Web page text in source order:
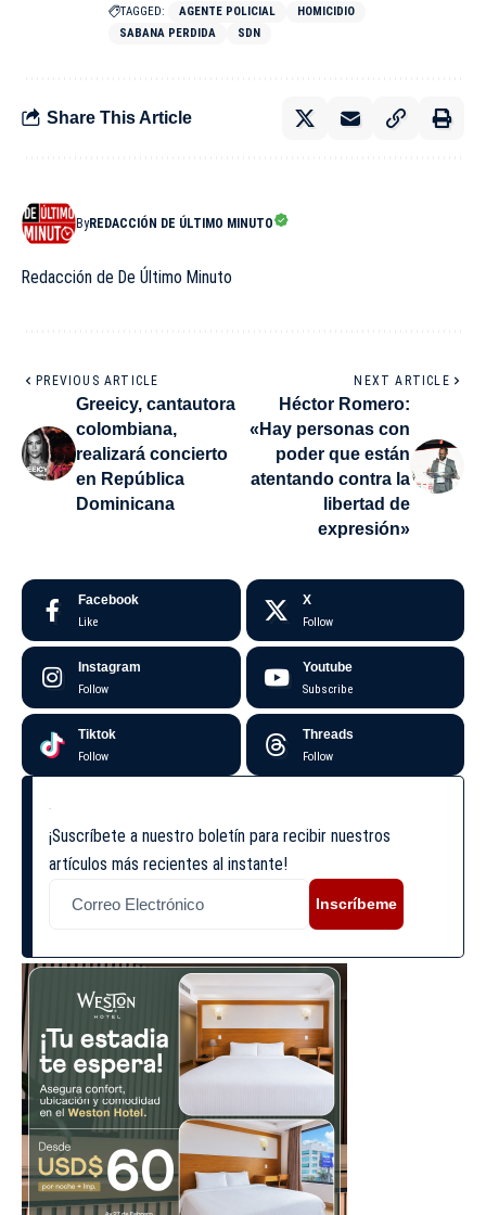
TAGGED: AGENTE POLICIAL
HOMICIDIO
SABANA PERDIDA
SDN
Share This Article
ByREDACCIÓN DE ÚLTIMO MINUTO
Redacción de De Último Minuto
PREVIOUS ARTICLE
Greeicy, cantautora
colombiana,
realizará concierto
en República
Dominicana
NEXT ARTICLE
Héctor Romero:
«Hay personas con
poder que están
atentando contra la
libertad de
expresión»
Facebook
Like
X
Follow
Instagram
Follow
Youtube
Subscribe
Tiktok
Follow
Threads
Follow
¡Suscríbete a nuestro boletín para recibir nuestros
artículos más recientes al instante!
Inscríbeme